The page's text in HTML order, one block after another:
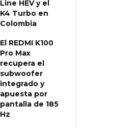
Line HEV y el
K4 Turbo en
Colombia
El REDMI K100
Pro Max
recupera el
subwoofer
integrado y
apuesta por
pantalla de 185
Hz